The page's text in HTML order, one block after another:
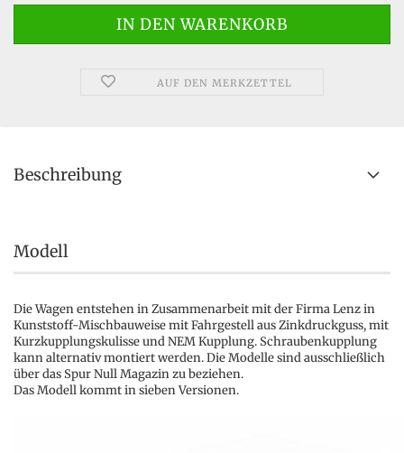
AUF DEN MERKZETTEL
Beschreibung
Modell
Die Wagen entstehen in Zusammenarbeit mit der Firma Lenz in
Kunststoff-Mischbauweise mit Fahrgestell aus Zinkdruckguss, mit
Kurzkupplungskulisse und NEM Kupplung. Schraubenkupplung
kann alternativ montiert werden. Die Modelle sind ausschließlich
über das Spur Null Magazin zu beziehen.
Das Modell kommt in sieben Versionen.